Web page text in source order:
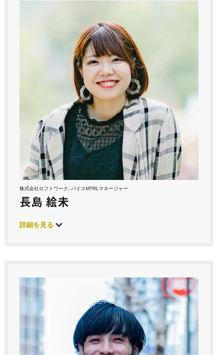
株式会社ロフトワーク, バイスMTRLマネージャー
長島 絵未
詳細を見る